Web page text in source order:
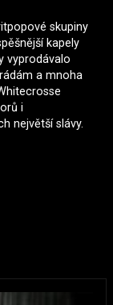
skupiny
kapely
vyprodávalo
a mnoha
i
největší slávy.